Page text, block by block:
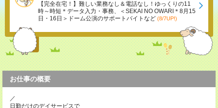
【完全在宅！】難しい業務なし＆電話なし！ゆっくりの11
時～時短＊データ入力・事務、＜SEKAI NO OWARI＊8月15
日・16日＞ドーム公演のサポートバイトなど (8/7UP!)
お仕事の概要
／
日勤だけのデイサービスで